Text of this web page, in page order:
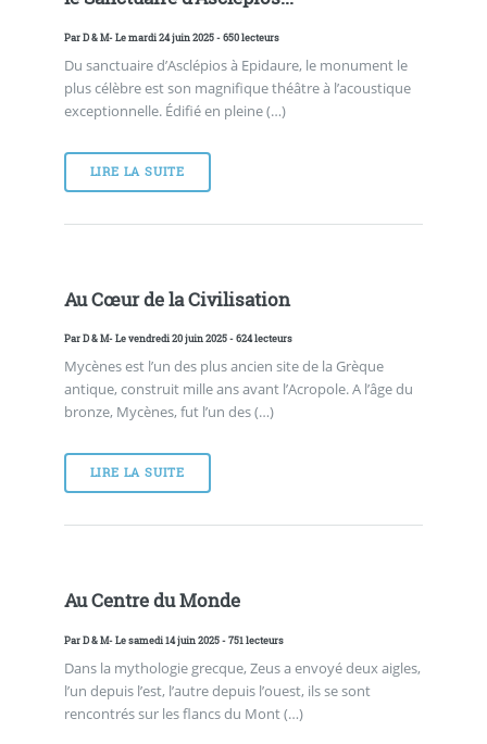
ParD & M- Le mardi 24 juin 2025 - 650 lecteurs
Du sanctuaire d’Asclépios à Epidaure, le monument le
plus célèbre est son magnifique théâtre à l’acoustique
exceptionnelle. Édifié en pleine (…)
LIRE LA SUITE
Au Cœur de la Civilisation
ParD & M- Le vendredi 20 juin 2025 - 624 lecteurs
Mycènes est l’un des plus ancien site de la Grèque
antique, construit mille ans avant l’Acropole. A l’âge du
bronze, Mycènes, fut l’un des (…)
LIRE LA SUITE
Au Centre du Monde
ParD & M- Le samedi 14 juin 2025 - 751 lecteurs
Dans la mythologie grecque, Zeus a envoyé deux aigles,
l’un depuis l’est, l’autre depuis l’ouest, ils se sont
rencontrés sur les flancs du Mont (…)